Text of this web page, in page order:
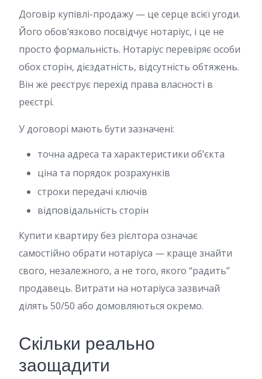
Договір купівлі-продажу — це серце всієї угоди.
Його обов’язково посвідчує нотаріус, і це не
просто формальність. Нотаріус перевіряє особи
обох сторін, дієздатність, відсутність обтяжень.
Він же реєструє перехід права власності в
реєстрі.
У договорі мають бути зазначені:
точна адреса та характеристики об’єкта
ціна та порядок розрахунків
строки передачі ключів
відповідальність сторін
Купити квартиру без рієлтора означає
самостійно обрати нотаріуса — краще знайти
свого, незалежного, а не того, якого “радить”
продавець. Витрати на нотаріуса зазвичай
ділять 50/50 або домовляються окремо.
Скільки реально
заощадити